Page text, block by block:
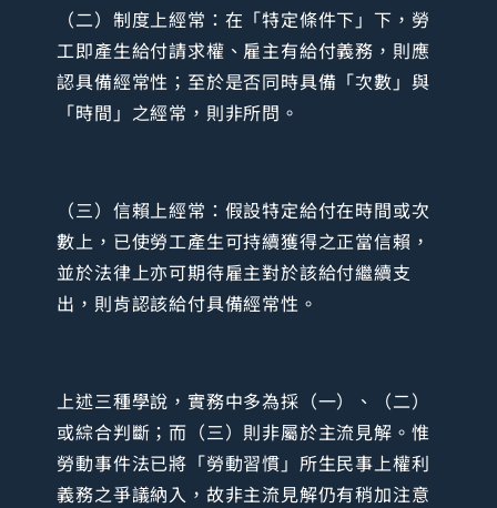
（二）制度上經常：在「特定條件下」下，勞
工即產生給付請求權、雇主有給付義務，則應
認具備經常性；至於是否同時具備「次數」與
「時間」之經常，則非所問。
（三）信賴上經常：假設特定給付在時間或次
數上，已使勞工產生可持續獲得之正當信賴，
並於法律上亦可期待雇主對於該給付繼續支
出，則肯認該給付具備經常性。
上述三種學說，實務中多為採（一）、（二）
或綜合判斷；而（三）則非屬於主流見解。惟
勞動事件法已將「勞動習慣」所生民事上權利
義務之爭議納入，故非主流見解仍有稍加注意